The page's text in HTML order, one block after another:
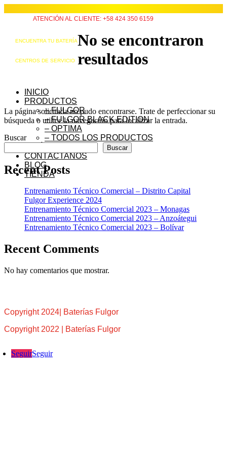
ATENCIÓN AL CLIENTE: +58 424 350 6159
ENCUENTRA TU BATERÍA
CENTROS DE SERVICIO
INICIO
PRODUCTOS
– FULGOR
– FULGOR BLACK EDITION
– OPTIMA
– TODOS LOS PRODUCTOS
CONTÁCTANOS
BLOG
TIENDA
No se encontraron
resultados
La página solicitada no pudo encontrarse. Trate de perfeccionar su
búsqueda o utilice la navegación para localizar la entrada.
Buscar
Buscar
Recent Posts
Entrenamiento Técnico Comercial – Distrito Capital
Fulgor Experience 2024
Entrenamiento Técnico Comercial 2023 – Monagas
Entrenamiento Técnico Comercial 2023 – Anzoátegui
Entrenamiento Técnico Comercial 2023 – Bolívar
Recent Comments
No hay comentarios que mostrar.
Copyright 2024| Baterías Fulgor
Copyright 2022 | Baterías Fulgor
SeguirSeguir